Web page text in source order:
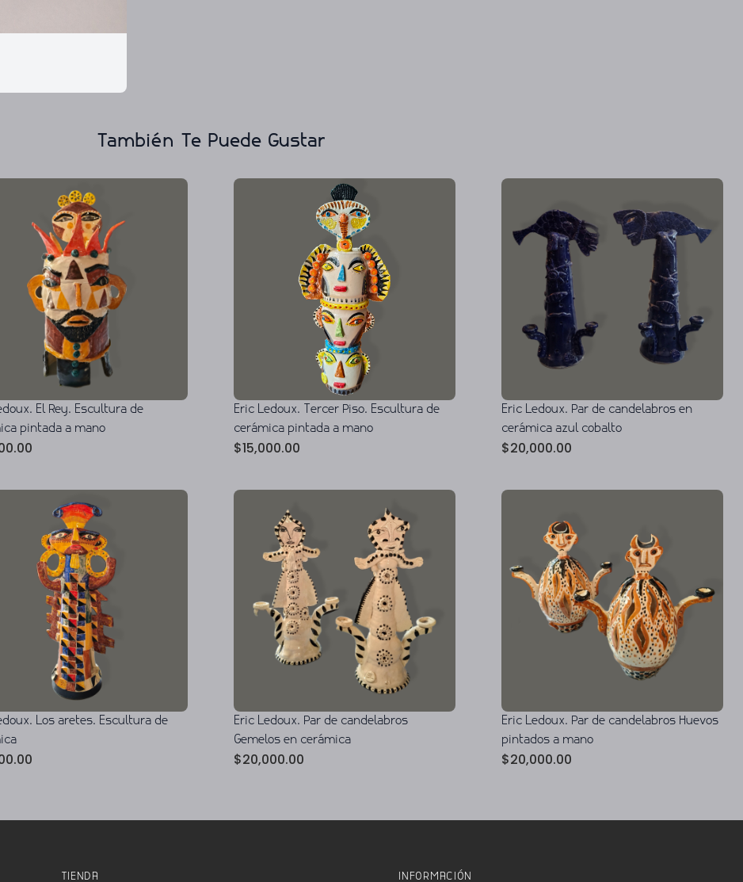
También Te Puede Gustar
El Rey. Escultura de
pintada a mano
Eric Ledoux. Tercer Piso. Escultura de
cerámica pintada a mano
$15,000.00
Eric Ledoux. Par de candelabros en
cerámica azul cobalto
$20,000.00
Los aretes. Escultura de
Eric Ledoux. Par de candelabros
Gemelos en cerámica
$20,000.00
Eric Ledoux. Par de candelabros Huevos
pintados a mano
$20,000.00
TIENDA INFORMACIÓN